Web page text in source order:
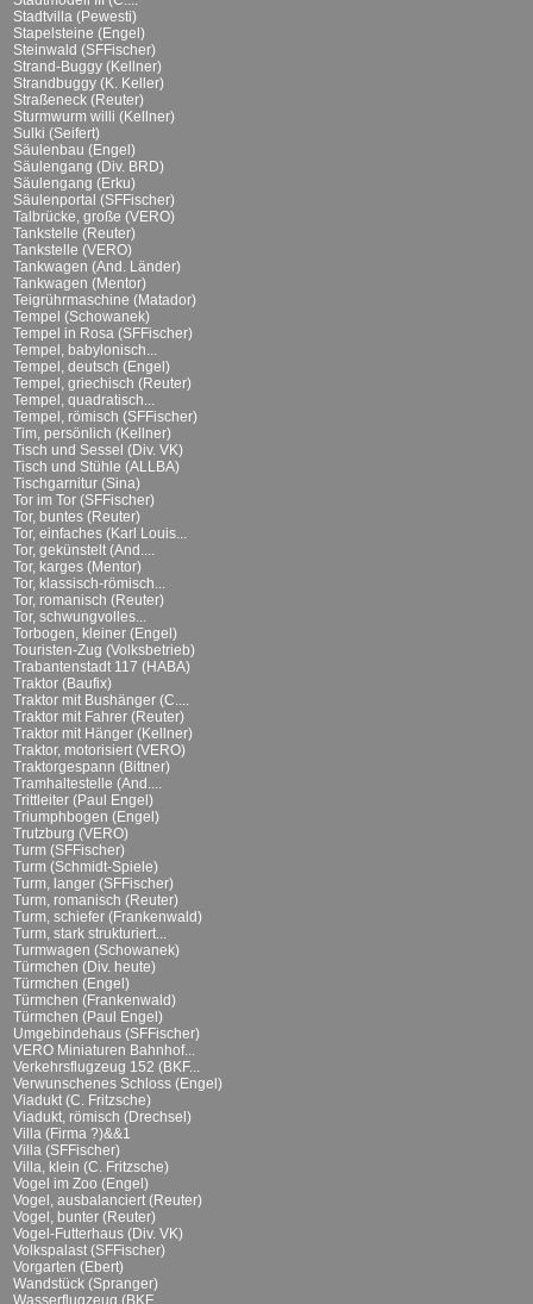
Stadtvilla (Pewesti)
Stapelsteine (Engel)
Steinwald (SFFischer)
Strand-Buggy (Kellner)
Strandbuggy (K. Keller)
Straßeneck (Reuter)
Sturmwurm willi (Kellner)
Sulki (Seifert)
Säulenbau (Engel)
Säulengang (Div. BRD)
Säulengang (Erku)
Säulenportal (SFFischer)
Talbrücke, große (VERO)
Tankstelle (Reuter)
Tankstelle (VERO)
Tankwagen (And. Länder)
Tankwagen (Mentor)
Teigrührmaschine (Matador)
Tempel (Schowanek)
Tempel in Rosa (SFFischer)
Tempel, babylonisch...
Tempel, deutsch (Engel)
Tempel, griechisch (Reuter)
Tempel, quadratisch...
Tempel, römisch (SFFischer)
Tim, persönlich (Kellner)
Tisch und Sessel (Div. VK)
Tisch und Stühle (ALLBA)
Tischgarnitur (Sina)
Tor im Tor (SFFischer)
Tor, buntes (Reuter)
Tor, einfaches (Karl Louis...
Tor, gekünstelt (And....
Tor, karges (Mentor)
Tor, klassisch-römisch...
Tor, romanisch (Reuter)
Tor, schwungvolles...
Torbogen, kleiner (Engel)
Touristen-Zug (Volksbetrieb)
Trabantenstadt 117 (HABA)
Traktor (Baufix)
Traktor mit Bushänger (C....
Traktor mit Fahrer (Reuter)
Traktor mit Hänger (Kellner)
Traktor, motorisiert (VERO)
Traktorgespann (Bittner)
Tramhaltestelle (And....
Trittleiter (Paul Engel)
Triumphbogen (Engel)
Trutzburg (VERO)
Turm (SFFischer)
Turm (Schmidt-Spiele)
Turm, langer (SFFischer)
Turm, romanisch (Reuter)
Turm, schiefer (Frankenwald)
Turm, stark strukturiert...
Turmwagen (Schowanek)
Türmchen (Div. heute)
Türmchen (Engel)
Türmchen (Frankenwald)
Türmchen (Paul Engel)
Umgebindehaus (SFFischer)
VERO Miniaturen Bahnhof...
Verkehrsflugzeug 152 (BKF...
Verwunschenes Schloss (Engel)
Viadukt (C. Fritzsche)
Viadukt, römisch (Drechsel)
Villa (Firma ?)&&1
Villa (SFFischer)
Villa, klein (C. Fritzsche)
Vogel im Zoo (Engel)
Vogel, ausbalanciert (Reuter)
Vogel, bunter (Reuter)
Vogel-Futterhaus (Div. VK)
Volkspalast (SFFischer)
Vorgarten (Ebert)
Wandstück (Spranger)
Wasserflugzeug (BKF